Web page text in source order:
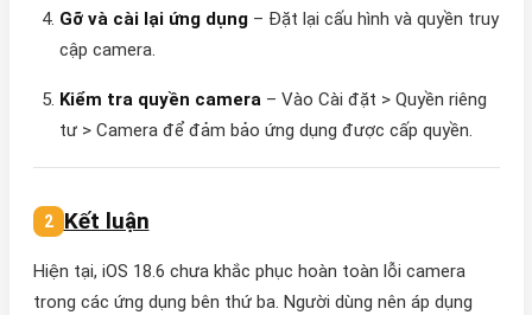
Gỡ và cài lại ứng dụng– Đặt lại cấu hình và quyền truy
cập camera.
Kiểm tra quyền camera– Vào Cài đặt > Quyền riêng
tư > Camera để đảm bảo ứng dụng được cấp quyền.
Kết luận
Hiện tại, iOS 18.6 chưa khắc phục hoàn toàn lỗi camera
trong các ứng dụng bên thứ ba. Người dùng nên áp dụng